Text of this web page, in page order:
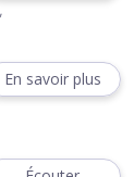
En savoir plus